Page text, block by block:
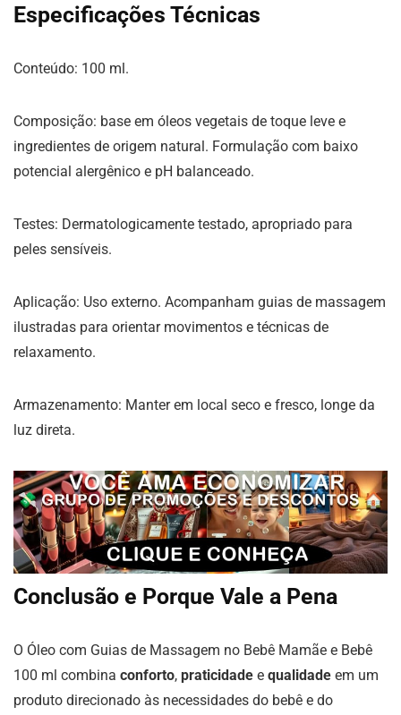
Especificações Técnicas
Conteúdo: 100 ml.
Composição: base em óleos vegetais de toque leve e
ingredientes de origem natural. Formulação com baixo
potencial alergênico e pH balanceado.
Testes: Dermatologicamente testado, apropriado para
peles sensíveis.
Aplicação: Uso externo. Acompanham guias de massagem
ilustradas para orientar movimentos e técnicas de
relaxamento.
Armazenamento: Manter em local seco e fresco, longe da
luz direta.
Conclusão e Porque Vale a Pena
O Óleo com Guias de Massagem no Bebê Mamãe e Bebê
100 ml combina conforto, praticidade e qualidade em um
produto direcionado às necessidades do bebê e do